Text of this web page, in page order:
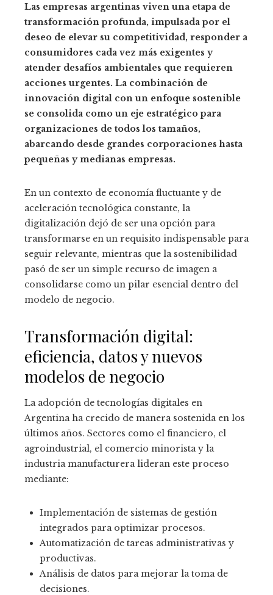
Las empresas argentinas viven una etapa de
transformación profunda, impulsada por el
deseo de elevar su competitividad, responder a
consumidores cada vez más exigentes y
atender desafíos ambientales que requieren
acciones urgentes. La combinación de
innovación digital con un enfoque sostenible
se consolida como un eje estratégico para
organizaciones de todos los tamaños,
abarcando desde grandes corporaciones hasta
pequeñas y medianas empresas.
En un contexto de economía fluctuante y de
aceleración tecnológica constante, la
digitalización dejó de ser una opción para
transformarse en un requisito indispensable para
seguir relevante, mientras que la sostenibilidad
pasó de ser un simple recurso de imagen a
consolidarse como un pilar esencial dentro del
modelo de negocio.
Transformación digital:
eficiencia, datos y nuevos
modelos de negocio
La adopción de tecnologías digitales en
Argentina ha crecido de manera sostenida en los
últimos años. Sectores como el financiero, el
agroindustrial, el comercio minorista y la
industria manufacturera lideran este proceso
mediante:
Implementación de sistemas de gestión
integrados para optimizar procesos.
Automatización de tareas administrativas y
productivas.
Análisis de datos para mejorar la toma de
decisiones.